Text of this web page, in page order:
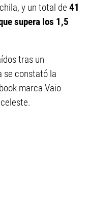
y un total de 41
supera los 1,5
tras un
se constató la
marca Vaio